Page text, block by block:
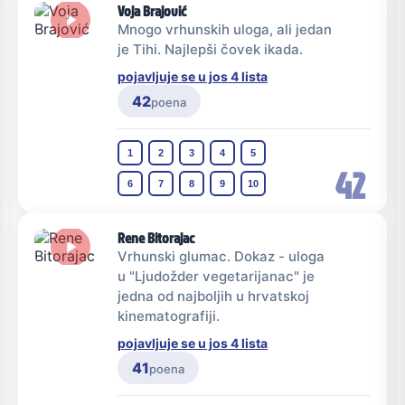
42
Voja Brajović
Mnogo vrhunskih uloga, ali jedan
je Tihi. Najlepši čovek ikada.
pojavljuje se u jos 4 lista
42poena
1 2 3 4 5
6 7 8 9 10
Rene Bitorajac
Vrhunski glumac. Dokaz - uloga
u "Ljudožder vegetarijanac" je
jedna od najboljih u hrvatskoj
kinematografiji.
pojavljuje se u jos 4 lista
41poena